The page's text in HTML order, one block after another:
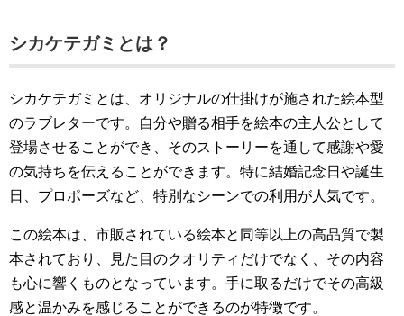
シカケテガミとは？
シカケテガミとは、オリジナルの仕掛けが施された絵本型
のラブレターです。自分や贈る相手を絵本の主人公として
登場させることができ、そのストーリーを通して感謝や愛
の気持ちを伝えることができます。特に結婚記念日や誕生
日、プロポーズなど、特別なシーンでの利用が人気です。
この絵本は、市販されている絵本と同等以上の高品質で製
本されており、見た目のクオリティだけでなく、その内容
も心に響くものとなっています。手に取るだけでその高級
感と温かみを感じることができるのが特徴です。